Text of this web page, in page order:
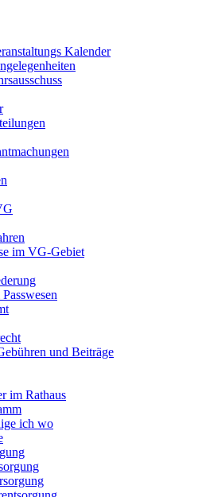
Kalender
im VG-Gebiet
und Beiträge
im Rathaus
ich wo